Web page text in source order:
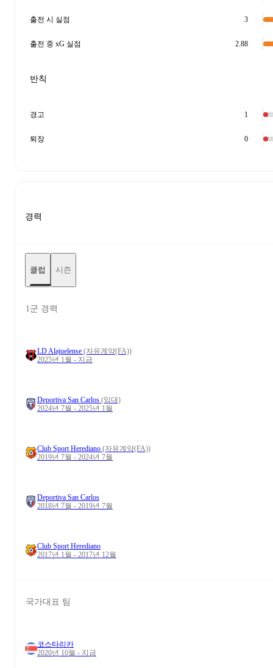
출전 시 실점 3
출전 중 xG 실점 2.88
반칙
경고 1
퇴장 0
경력
클럽 시즌
1군 경력
LD Alajuelense (자유계약(FA))
2025년 1월 - 지금
Deportiva San Carlos (임대)
2024년 7월 - 2025년 1월
Club Sport Herediano (자유계약(FA))
2019년 7월 - 2024년 7월
Deportiva San Carlos
2018년 7월 - 2019년 7월
Club Sport Herediano
2017년 1월 - 2017년 12월
국가대표 팀
코스타리카
2020년 10월 - 지금